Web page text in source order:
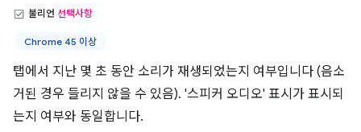
불리언 선택사항
Chrome 45 이상
탭에서 지난 몇 초 동안 소리가 재생되었는지 여부입니다 (음소
거된 경우 들리지 않을 수 있음). '스피커 오디오' 표시가 표시되
는지 여부와 동일합니다.